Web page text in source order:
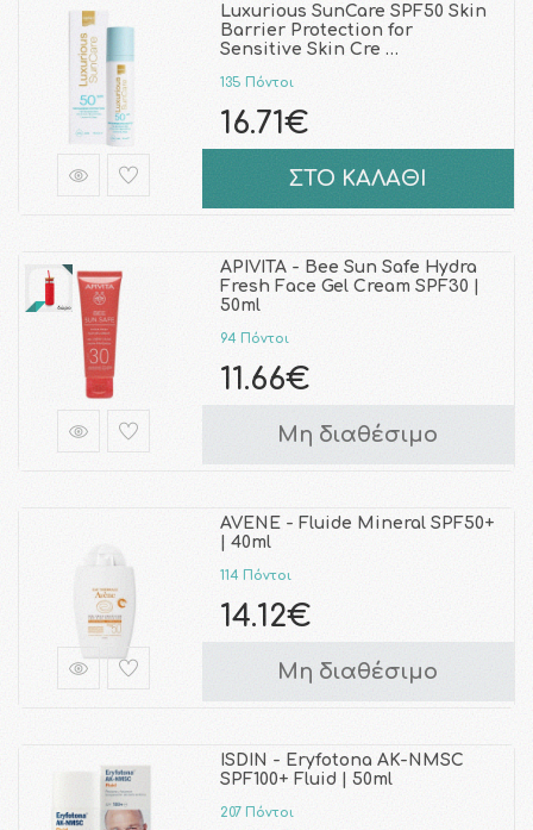
Luxurious SunCare SPF50 Skin
Barrier Protection for
Sensitive Skin Cre …
135 Πόντοι
16.71€
ΣΤΟ ΚΑΛΑΘΙ
APIVITA - Bee Sun Safe Hydra
Fresh Face Gel Cream SPF30 |
50ml
94 Πόντοι
11.66€
Μη διαθέσιμο
AVENE - Fluide Mineral SPF50+
| 40ml
114 Πόντοι
14.12€
Μη διαθέσιμο
ISDIN - Eryfotona AK-NMSC
SPF100+ Fluid | 50ml
207 Πόντοι